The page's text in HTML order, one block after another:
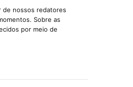
de nossos redatores
Sobre as
por meio de